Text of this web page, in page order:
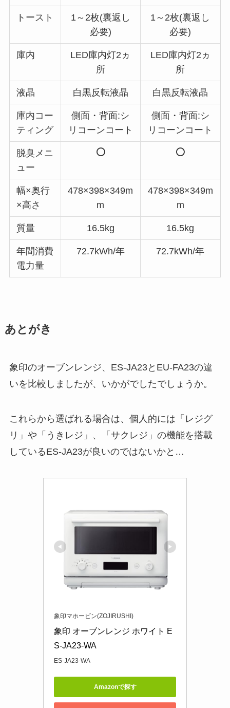
トースト
1～2枚(裏返し
必要)
1～2枚(裏返し
必要)
庫内
LED庫内灯2ヵ
所
LED庫内灯2ヵ
所
液晶 白黒反転液晶 白黒反転液晶
庫内コー
ティング
側面・背面:シ
リコーンコート
側面・背面:シ
リコーンコート
脱臭メニ
ュー
幅×奥行
×高さ
478×398×349m
m
478×398×349m
m
質量 16.5kg 16.5kg
年間消費
電力量
72.7kWh/年 72.7kWh/年
あとがき
象印のオーブンレンジ、ES-JA23とEU-FA23の違
いを比較しましたが、いかがでしたでしょうか。
これらから選ばれる場合は、個人的には「レジグ
リ」や「うきレジ」、「サクレジ」の機能を搭載
しているES-JA23が良いのではないかと…
象印マホービン(ZOJIRUSHI)
象印 オーブンレンジ ホワイト E
S-JA23-WA
ES-JA23-WA
Amazonで探す